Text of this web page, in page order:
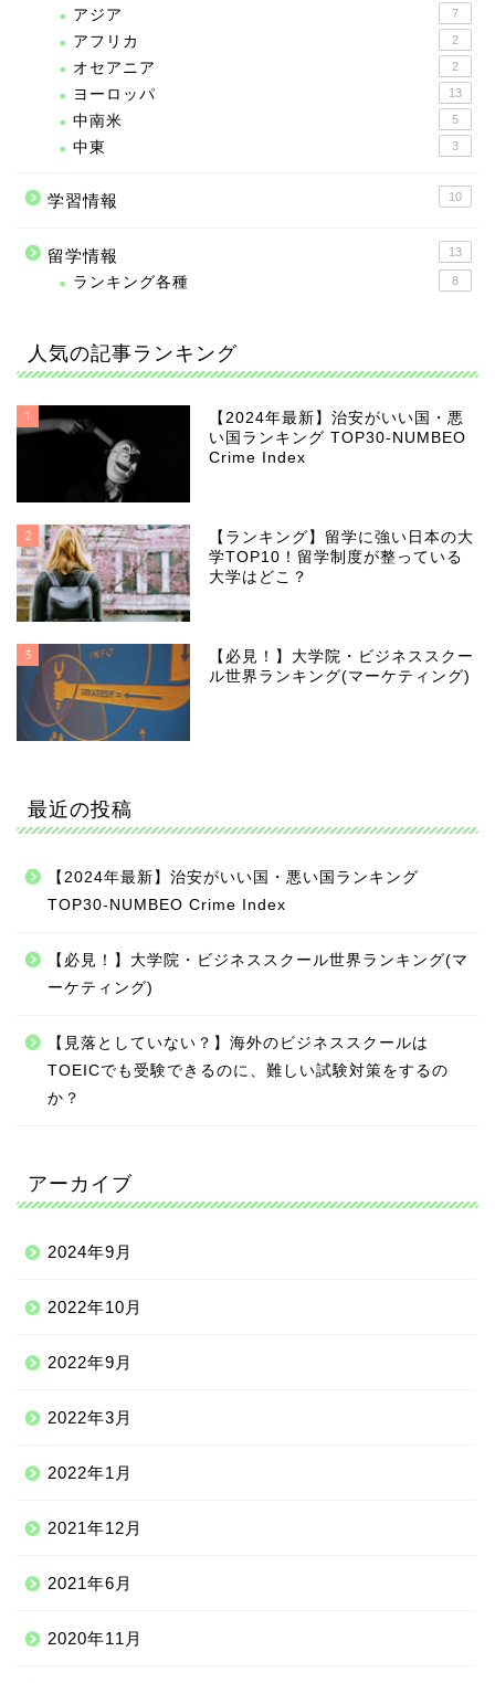
アジア 7
アフリカ 2
オセアニア 2
ヨーロッパ 13
中南米 5
中東 3
学習情報 10
留学情報 13
ランキング各種 8
人気の記事ランキング
1
【2024年最新】治安がいい国・悪
い国ランキング TOP30-NUMBEO
Crime Index
2
【ランキング】留学に強い日本の大
学TOP10！留学制度が整っている
大学はどこ？
3
【必見！】大学院・ビジネススクー
ル世界ランキング(マーケティング)
最近の投稿
【2024年最新】治安がいい国・悪い国ランキング
TOP30-NUMBEO Crime Index
【必見！】大学院・ビジネススクール世界ランキング(マ
ーケティング)
【見落としていない？】海外のビジネススクールは
TOEICでも受験できるのに、難しい試験対策をするの
か？
アーカイブ
2024年9月
2022年10月
2022年9月
2022年3月
2022年1月
2021年12月
2021年6月
2020年11月